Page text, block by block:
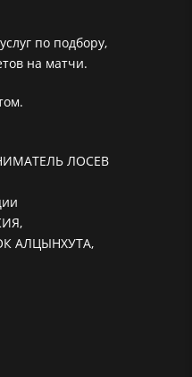
по подбору,
на матчи.
ЛОСЕВ
АЛЦЫНХУТА,